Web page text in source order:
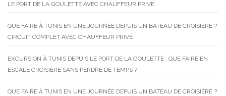
LE PORT DE LA GOULETTE AVEC CHAUFFEUR PRIVÉ
QUE FAIRE À TUNIS EN UNE JOURNÉE DEPUIS UN BATEAU DE CROISIÈRE ?
CIRCUIT COMPLET AVEC CHAUFFEUR PRIVÉ
EXCURSION À TUNIS DEPUIS LE PORT DE LA GOULETTE : QUE FAIRE EN
ESCALE CROISIÈRE SANS PERDRE DE TEMPS ?
QUE FAIRE À TUNIS EN UNE JOURNÉE DEPUIS UN BATEAU DE CROISIÈRE ?